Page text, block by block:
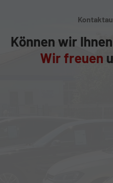
Können wir
Wir freuen